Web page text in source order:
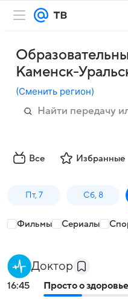
Каменск-
(Сменить регион)
Все Избранные
Пт, 7 Сб, 8
Фильмы Сериалы
Доктор
16:45
Просто о здоровье